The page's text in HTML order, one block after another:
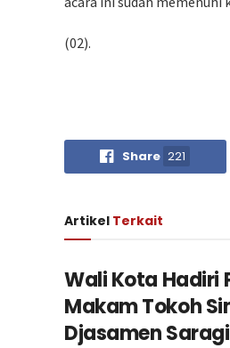
(02).
Share 221
Artikel Terkait
Wali Kota Hadiri
Makam Tokoh
Djasamen